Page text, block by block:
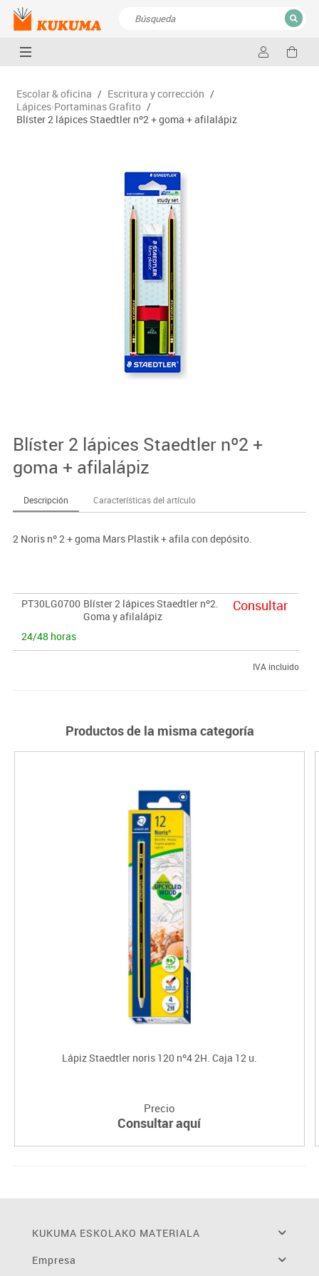
CERRAR
Escolar & oficina / Escritura y corrección /
Lápices·Portaminas Grafito /
Blíster 2 lápices Staedtler nº2 + goma + afilalápiz
Blíster 2 lápices Staedtler nº2 +
goma + afilalápiz
Descripción Características del artículo
2 Noris nº 2 + goma Mars Plastik + afila con depósito.
PT30LG0700 Blíster 2 lápices Staedtler nº2.
Goma y afilalápiz
24/48 horas
Consultar
IVA incluido
Productos de la misma categoría
Lápiz Staedtler noris 120 nº4 2H. Caja 12 u.
Precio
Consultar aquí
KUKUMA ESKOLAKO MATERIALA
Empresa